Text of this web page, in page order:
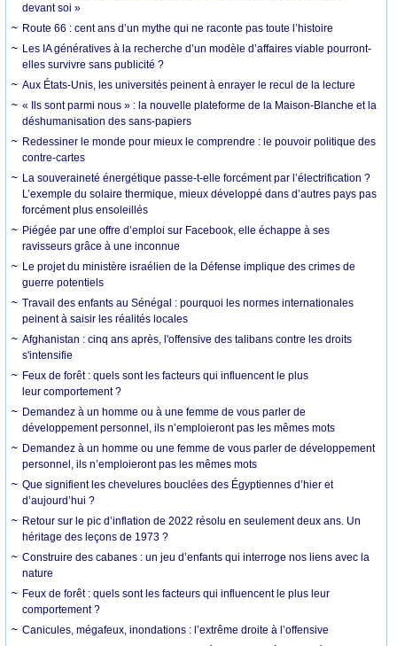
devant soi »
Route 66 : cent ans d’un mythe qui ne raconte pas toute l’histoire
Les IA génératives à la recherche d’un modèle d’affaires viable pourront-
elles survivre sans publicité ?
Aux États-Unis, les universités peinent à enrayer le recul de la lecture
« Ils sont parmi nous » : la nouvelle plateforme de la Maison-Blanche et la
déshumanisation des sans-papiers
Redessiner le monde pour mieux le comprendre : le pouvoir politique des
contre-cartes
La souveraineté énergétique passe-t-elle forcément par l’électrification ?
L’exemple du solaire thermique, mieux développé dans d’autres pays pas
forcément plus ensoleillés
Piégée par une offre d’emploi sur Facebook, elle échappe à ses
ravisseurs grâce à une inconnue
Le projet du ministère israélien de la Défense implique des crimes de
guerre potentiels
Travail des enfants au Sénégal : pourquoi les normes internationales
peinent à saisir les réalités locales
Afghanistan : cinq ans après, l'offensive des talibans contre les droits
s'intensifie
Feux de forêt : quels sont les facteurs qui influencent le plus
leur comportement ?
Demandez à un homme ou à une femme de vous parler de
développement personnel, ils n’emploieront pas les mêmes mots
Demandez à un homme ou une femme de vous parler de développement
personnel, ils n’emploieront pas les mêmes mots
Que signifient les chevelures bouclées des Égyptiennes d’hier et
d’aujourd’hui ?
Retour sur le pic d’inflation de 2022 résolu en seulement deux ans. Un
héritage des leçons de 1973 ?
Construire des cabanes : un jeu d’enfants qui interroge nos liens avec la
nature
Feux de forêt : quels sont les facteurs qui influencent le plus leur
comportement ?
Canicules, mégafeux, inondations : l’extrême droite à l’offensive